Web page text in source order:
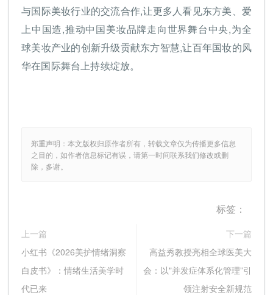
与国际美妆行业的交流合作,让更多人看见东方美、爱
上中国造,推动中国美妆品牌走向世界舞台中央,为全
球美妆产业的创新升级贡献东方智慧,让百年国妆的风
华在国际舞台上持续绽放。
郑重声明：本文版权归原作者所有，转载文章仅为传播更多信息
之目的，如作者信息标记有误，请第一时间联系我们修改或删
除，多谢。
标签：
上一篇
小红书《2026美护情绪洞察
白皮书》：情绪生活美学时
代已来
下一篇
高益秀教授亮相全球医美大
会：以"并发症体系化管理”引
领注射安全新规范